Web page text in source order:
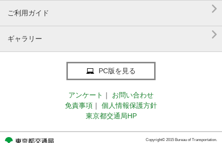
ご利用ガイド 
ギャラリー 
PC版を見る
アンケート ｜
お問い合わせ
免責事項 ｜
個人情報保護方針
東京都交通局HP
Copyright© 2015 Bureau of Transportation.